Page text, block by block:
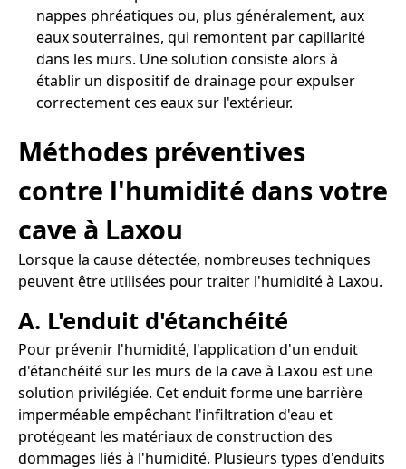
nappes phréatiques ou, plus généralement, aux
eaux souterraines, qui remontent par capillarité
dans les murs. Une solution consiste alors à
établir un dispositif de drainage pour expulser
correctement ces eaux sur l'extérieur.
Méthodes préventives
contre l'humidité dans votre
cave à Laxou
Lorsque la cause détectée, nombreuses techniques
peuvent être utilisées pour traiter l'humidité à Laxou.
A. L'enduit d'étanchéité
Pour prévenir l'humidité, l'application d'un enduit
d'étanchéité sur les murs de la cave à Laxou est une
solution privilégiée. Cet enduit forme une barrière
imperméable empêchant l'infiltration d'eau et
protégeant les matériaux de construction des
dommages liés à l'humidité. Plusieurs types d'enduits